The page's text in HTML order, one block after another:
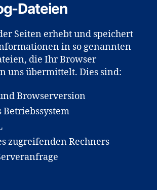
Dateien
Seiten erhebt und speichert
in so genannten
die Ihr Browser
uns übermittelt. Dies sind:
Browserversion
zugreifenden Rechners